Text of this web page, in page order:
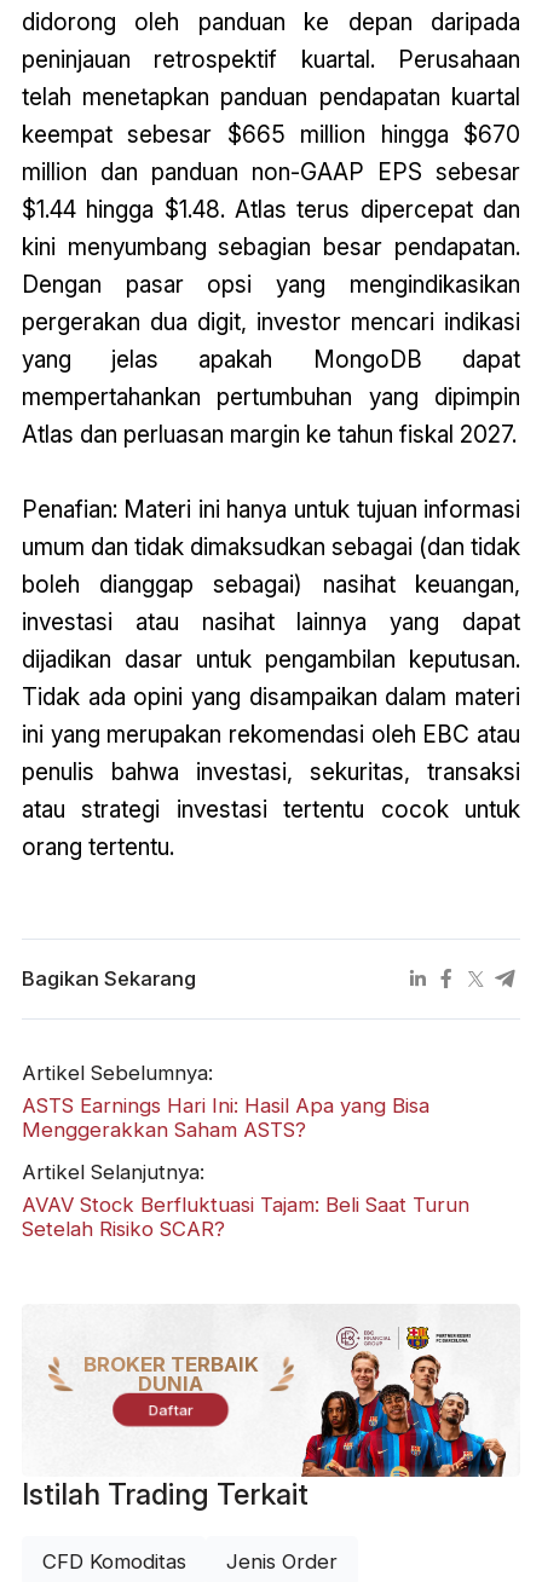
didorong oleh panduan ke depan daripada
peninjauan retrospektif kuartal. Perusahaan
telah menetapkan panduan pendapatan kuartal
keempat sebesar $665 million hingga $670
million dan panduan non-GAAP EPS sebesar
$1.44 hingga $1.48. Atlas terus dipercepat dan
kini menyumbang sebagian besar pendapatan.
Dengan pasar opsi yang mengindikasikan
pergerakan dua digit, investor mencari indikasi
yang jelas apakah MongoDB dapat
mempertahankan pertumbuhan yang dipimpin
Atlas dan perluasan margin ke tahun fiskal 2027.
Penafian: Materi ini hanya untuk tujuan informasi
umum dan tidak dimaksudkan sebagai (dan tidak
boleh dianggap sebagai) nasihat keuangan,
investasi atau nasihat lainnya yang dapat
dijadikan dasar untuk pengambilan keputusan.
Tidak ada opini yang disampaikan dalam materi
ini yang merupakan rekomendasi oleh EBC atau
penulis bahwa investasi, sekuritas, transaksi
atau strategi investasi tertentu cocok untuk
orang tertentu.
Bagikan Sekarang
Artikel Sebelumnya:
ASTS Earnings Hari Ini: Hasil Apa yang Bisa
Menggerakkan Saham ASTS?
Artikel Selanjutnya:
AVAV Stock Berfluktuasi Tajam: Beli Saat Turun
Setelah Risiko SCAR?
BROKER TERBAIK
DUNIA
Daftar
Istilah Trading Terkait
CFD Komoditas Jenis Order